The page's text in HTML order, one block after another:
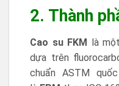
2. Thành
Cao su FKM
là
dựa trên
chuẩn ASTM